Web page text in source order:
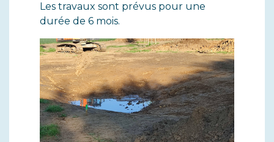
Les travaux sont prévus pour une
durée de 6 mois.